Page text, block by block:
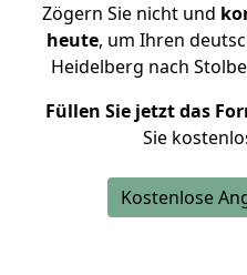
Zögern Sie nicht und
heute, um Ihren
Heidelberg nach
Füllen Sie jetzt das
Sie
Kostenlose